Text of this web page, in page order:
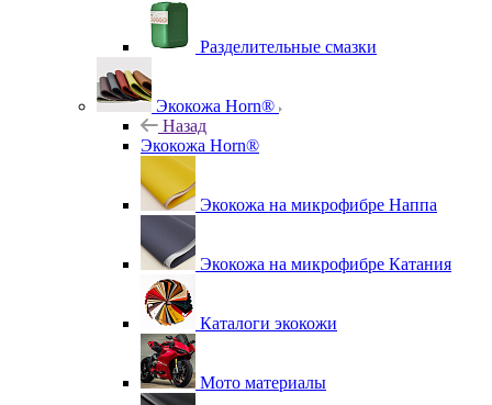
Разделительные смазки
Экокожа Horn®
Назад
Экокожа Horn®
Экокожа на микрофибре Наппа
Экокожа на микрофибре Катания
Каталоги экокожи
Мото материалы